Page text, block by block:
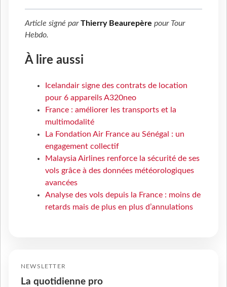
Article signé parThierry Beaurepère pour Tour
Hebdo.
À lire aussi
Icelandair signe des contrats de location
pour 6 appareils A320neo
France : améliorer les transports et la
multimodalité
La Fondation Air France au Sénégal : un
engagement collectif
Malaysia Airlines renforce la sécurité de ses
vols grâce à des données météorologiques
avancées
Analyse des vols depuis la France : moins de
retards mais de plus en plus d’annulations
NEWSLETTER
La quotidienne pro